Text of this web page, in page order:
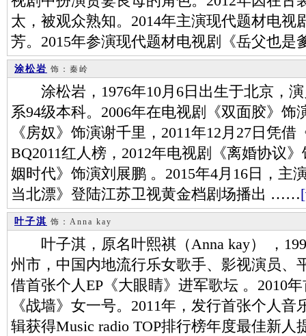
太，被观众熟知。2014年主演现代题材电视
芳。2015年参演现代题材电视剧《岳父也
涂松岩 饰：秦岭
涂松岩，1976年10月6日出生于北京，演
系94级本科。2006年在电视剧《双面胶》饰
《房奴》饰演谢千里，2011年12月27日凭
BQ2011红人榜，2012年电视剧《离婚协议
姻时代》饰演刘展鹏 。2015年4月16日，主
当北漂》登陆江苏卫视黄金档剧场播出 ……
叶子淇 饰：Anna kay
叶子淇，原名叶熙祺（Anna kay） ，
州市，中国内地流行乐女歌手、影视演员、
借首张个人EP《大眼睛》进军歌坛 。2010
《战墙》女一号。2011年，发行首张个人
辑获得Music radio TOP排行榜年度最佳新人